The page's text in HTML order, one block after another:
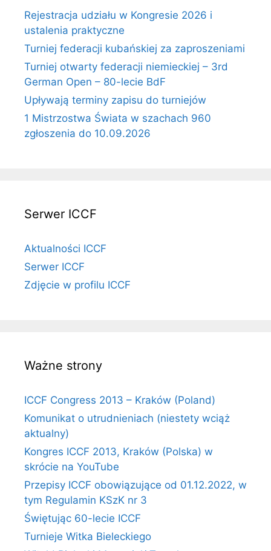
Rejestracja udziału w Kongresie 2026 i
ustalenia praktyczne
Turniej federacji kubańskiej za zaproszeniami
Turniej otwarty federacji niemieckiej – 3rd
German Open – 80-lecie BdF
Upływają terminy zapisu do turniejów
1 Mistrzostwa Świata w szachach 960
zgłoszenia do 10.09.2026
Serwer ICCF
Aktualności ICCF
Serwer ICCF
Zdjęcie w profilu ICCF
Ważne strony
ICCF Congress 2013 – Kraków (Poland)
Komunikat o utrudnieniach (niestety wciąż
aktualny)
Kongres ICCF 2013, Kraków (Polska) w
skrócie na YouTube
Przepisy ICCF obowiązujące od 01.12.2022, w
tym Regulamin KSzK nr 3
Świętując 60-lecie ICCF
Turnieje Witka Bieleckiego